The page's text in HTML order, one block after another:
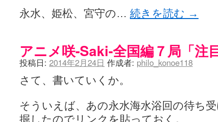
嶺上かいほー - 咲-saki- / (7/1日分)dreamscapeが更新していました
アニメを見ながらダラダラと就活をする - 咲-saki- / はるたんイェイ
考える凡人 / [咲-Saki-]姉帯豊音の能力考察―暦占という仮説― (04:47)
まいるーむ / よく分かる、有珠山高校！（キャラについてひたすら語
プンスコ！ 野依日和！ - 咲-Saki- / 小蒔「渚のあわあわダブリィレイ
幸咲良し / コメ返しその他 (08:27)
もれ日和 / 一ちゃんのフィギュアと聞いたので (08:30)
読んだらそのままトイレで流して / 【今週の末原ちゃん】咲-Saki-
世紀末麻雀ブログ-じゃんキチ！ / 【咲-saki-】穏乃の良さを俺が「あ
永水、姫松、宮守の… 続きを読む →
アニメ咲-Saki-全国編７局「注
投稿日: 2014年2月24日 作成者: philo_konoe118
さて、書いていくか。
そういえば、あの永水海水浴回の待ち
掘したのでリンクを貼っておく。